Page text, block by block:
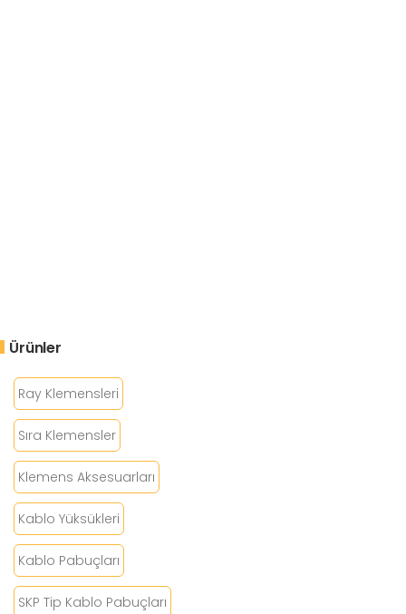
Ürünler
Ray Klemensleri
Sıra Klemensler
Klemens Aksesuarları
Kablo Yüksükleri
Kablo Pabuçları
SKP Tip Kablo Pabuçları